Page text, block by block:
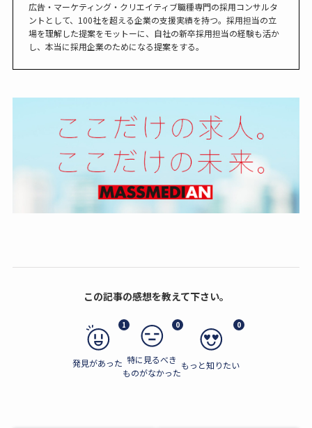
広告・マーケティング・クリエイティブ職種専門の採用コンサルタ
ントとして、100社を超える企業の支援実績を持つ。採用担当の立
場を理解した提案をモットーに、自社の新卒採用担当の経験も活か
し、本当に採用企業のためになる提案をする。
この記事の感想を教えて下さい。
1
発見があった
0
特に見るべき
ものがなかった
0
もっと知りたい